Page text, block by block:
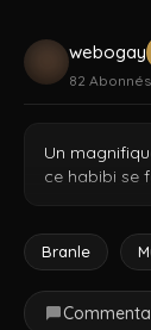
webogay
82 Abonnés
Un
ce habibi se
Branle